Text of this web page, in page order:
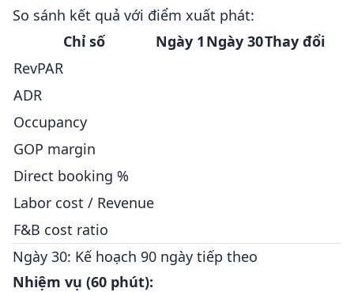
So sánh kết quả với điểm xuất phát:
Chỉ số
Ngày 1 Ngày 30Thay đổi
RevPAR
ADR
Occupancy
GOP margin
Direct booking %
Labor cost / Revenue
F&B cost ratio
Ngày 30: Kế hoạch 90 ngày tiếp theo
Nhiệm vụ (60 phút):